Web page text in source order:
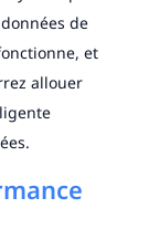
de
et
allouer